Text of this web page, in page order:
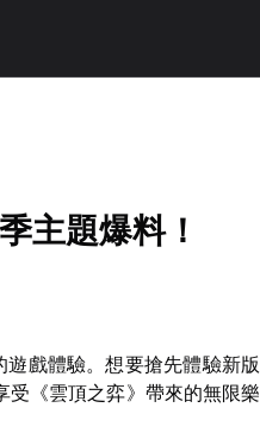
主題爆料！
遊戲體驗。想要搶先體驗新版
受《雲頂之弈》帶來的無限樂